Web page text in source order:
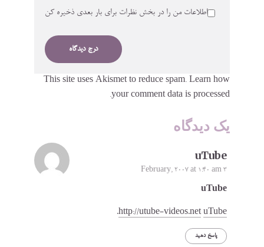
اطلاعات من را در بخش نظرات برای بار بعدی ذخیره کن
This site uses Akismet to reduce spam. Learn how
your comment data is processed.
یک دیدگاه
uTube
3 February, 2007 at 1:40 am
uTube
http://utube-videos.net uTube
.
پاسخ دهید